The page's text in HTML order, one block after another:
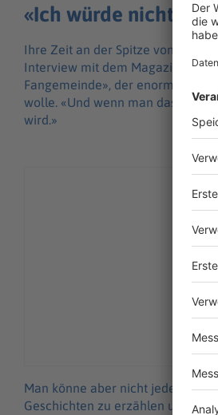
«Ich würde nichts
Ihre Zeit an der Spitze von
Interview mit dem Magazin
Fangemeinde», der enorme
wolle. «Und wenn man das nicht
wird.»
Man könne aber nicht jeden
Geschichten zu erzählen und